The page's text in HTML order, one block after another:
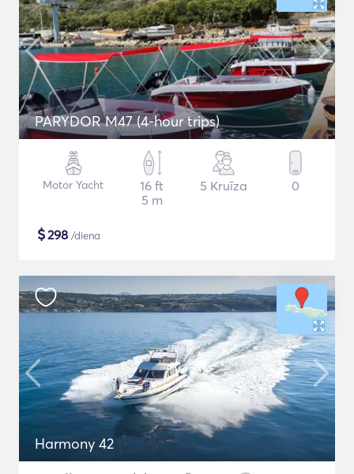
PARYDOR M47 (4-hour trips)
Motor Yacht
16 ft
5 m
5 Kruīza 0
$298 /diena
Harmony 42